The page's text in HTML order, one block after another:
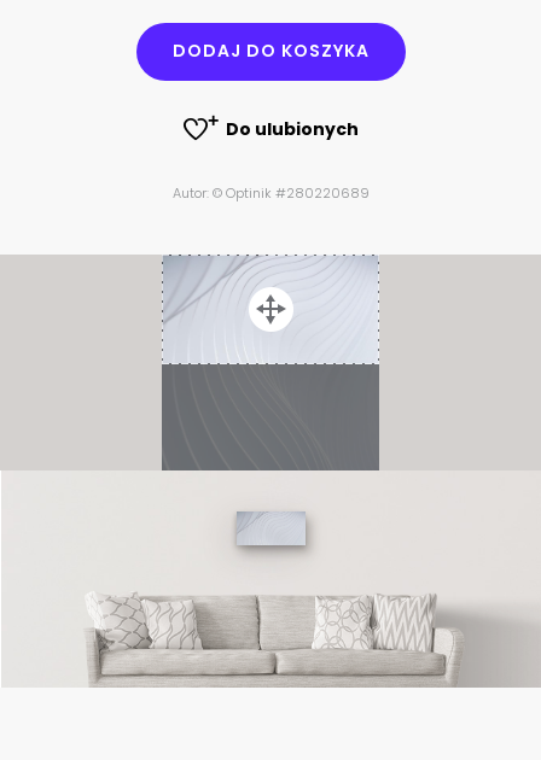
DODAJ DO KOSZYKA
Do ulubionych
Autor: © Optinik #280220689